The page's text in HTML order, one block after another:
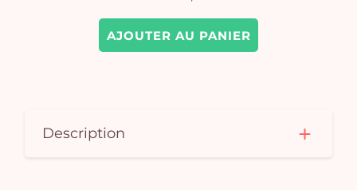
AJOUTER AU PANIER
Description